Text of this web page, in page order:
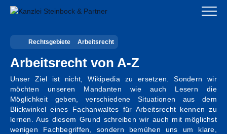
Zum
Inhalt
Startseite
Kanzlei
Team
Standorte
Rechtsgebiete Arbeitsrecht
Arbeitsrecht von A-Z
Unser Ziel ist nicht, Wikipedia zu ersetzen. Sondern wir
möchten unseren Mandanten wie auch Lesern die
Möglichkeit geben, verschiedene Situationen aus dem
Blickwinkel eines Fachanwaltes für Arbeitsrecht kennen zu
lernen. Aus diesem Grund schreiben wir auch mit möglichst
wenigen Fachbegriffen, sondern bemühen uns um klare,